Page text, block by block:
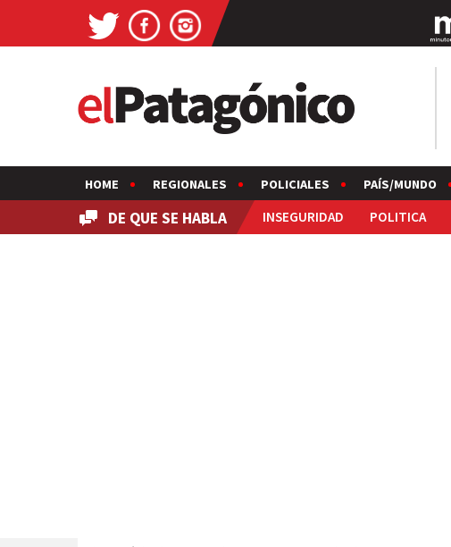
HOME REGIONALES POLICIALES PAÍS/MUNDO
DE QUE SE HABLA INSEGURIDAD POLITICA